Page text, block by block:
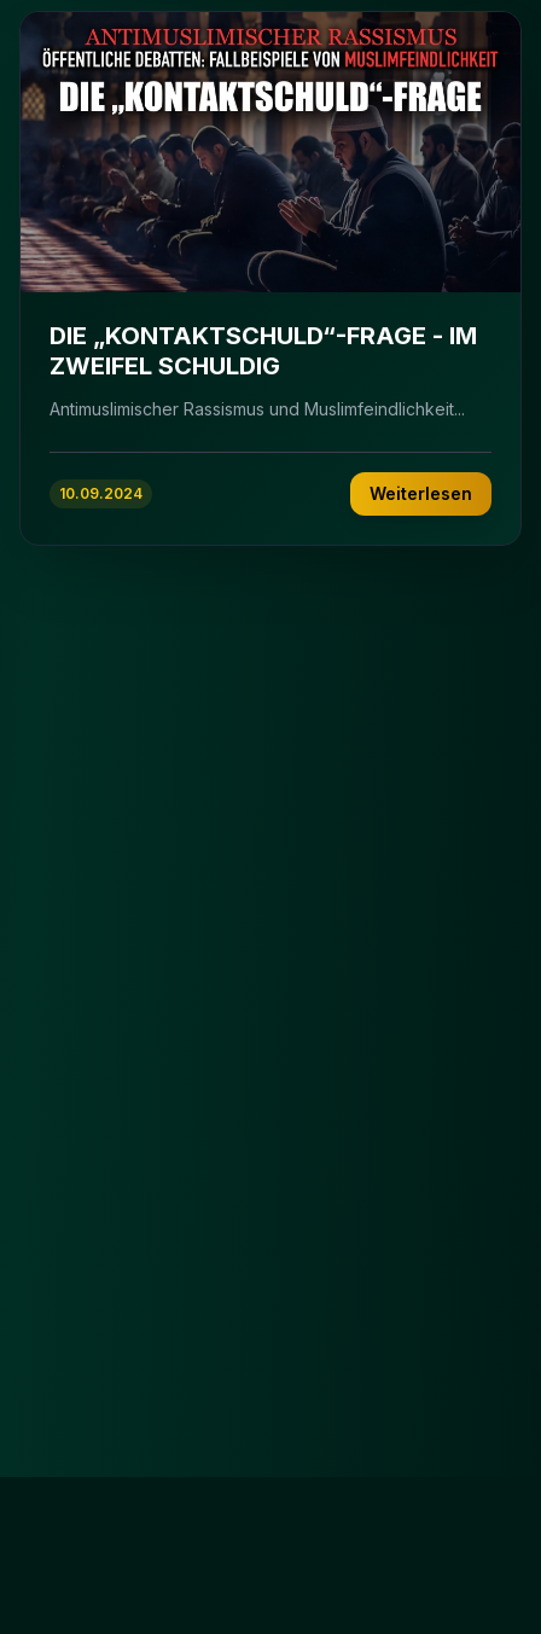
DIE „KONTAKTSCHULD“-FRAGE - IM
ZWEIFEL SCHULDIG
Antimuslimischer Rassismus und Muslimfeindlichkeit...
10.09.2024 Weiterlesen